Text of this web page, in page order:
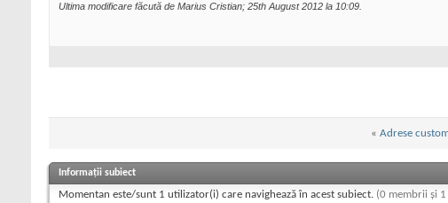
Ultima modificare făcută de Marius Cristian; 25th August 2012 la 10:09
« Adrese
Informații subiect
Momentan este/sunt 1 utilizator(i) care navighează în acest subiect. (0 membrii și